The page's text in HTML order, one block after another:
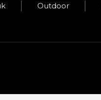
Outdoor